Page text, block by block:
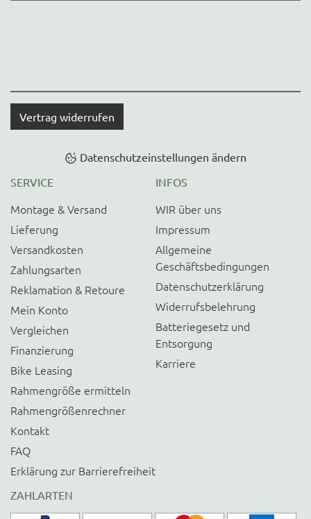
Vertrag widerrufen
Datenschutzeinstellungen ändern
SERVICE
Montage & Versand
Lieferung
Versandkosten
Zahlungsarten
Reklamation & Retoure
Mein Konto
Vergleichen
Finanzierung
Bike Leasing
Rahmengröße ermitteln
Rahmengrößenrechner
Kontakt
FAQ
Erklärung zur Barrierefreiheit
INFOS
WIR über uns
Impressum
Allgemeine
Geschäftsbedingungen
Datenschutzerklärung
Widerrufsbelehrung
Batteriegesetz und
Entsorgung
Karriere
ZAHLARTEN